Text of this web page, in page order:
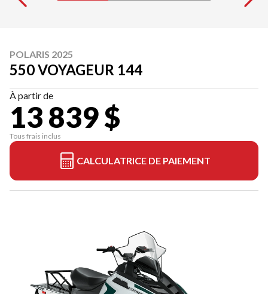
POLARIS 2025
550 VOYAGEUR 144
À partir de
13 839 $
Tous frais inclus
CALCULATRICE DE PAIEMENT